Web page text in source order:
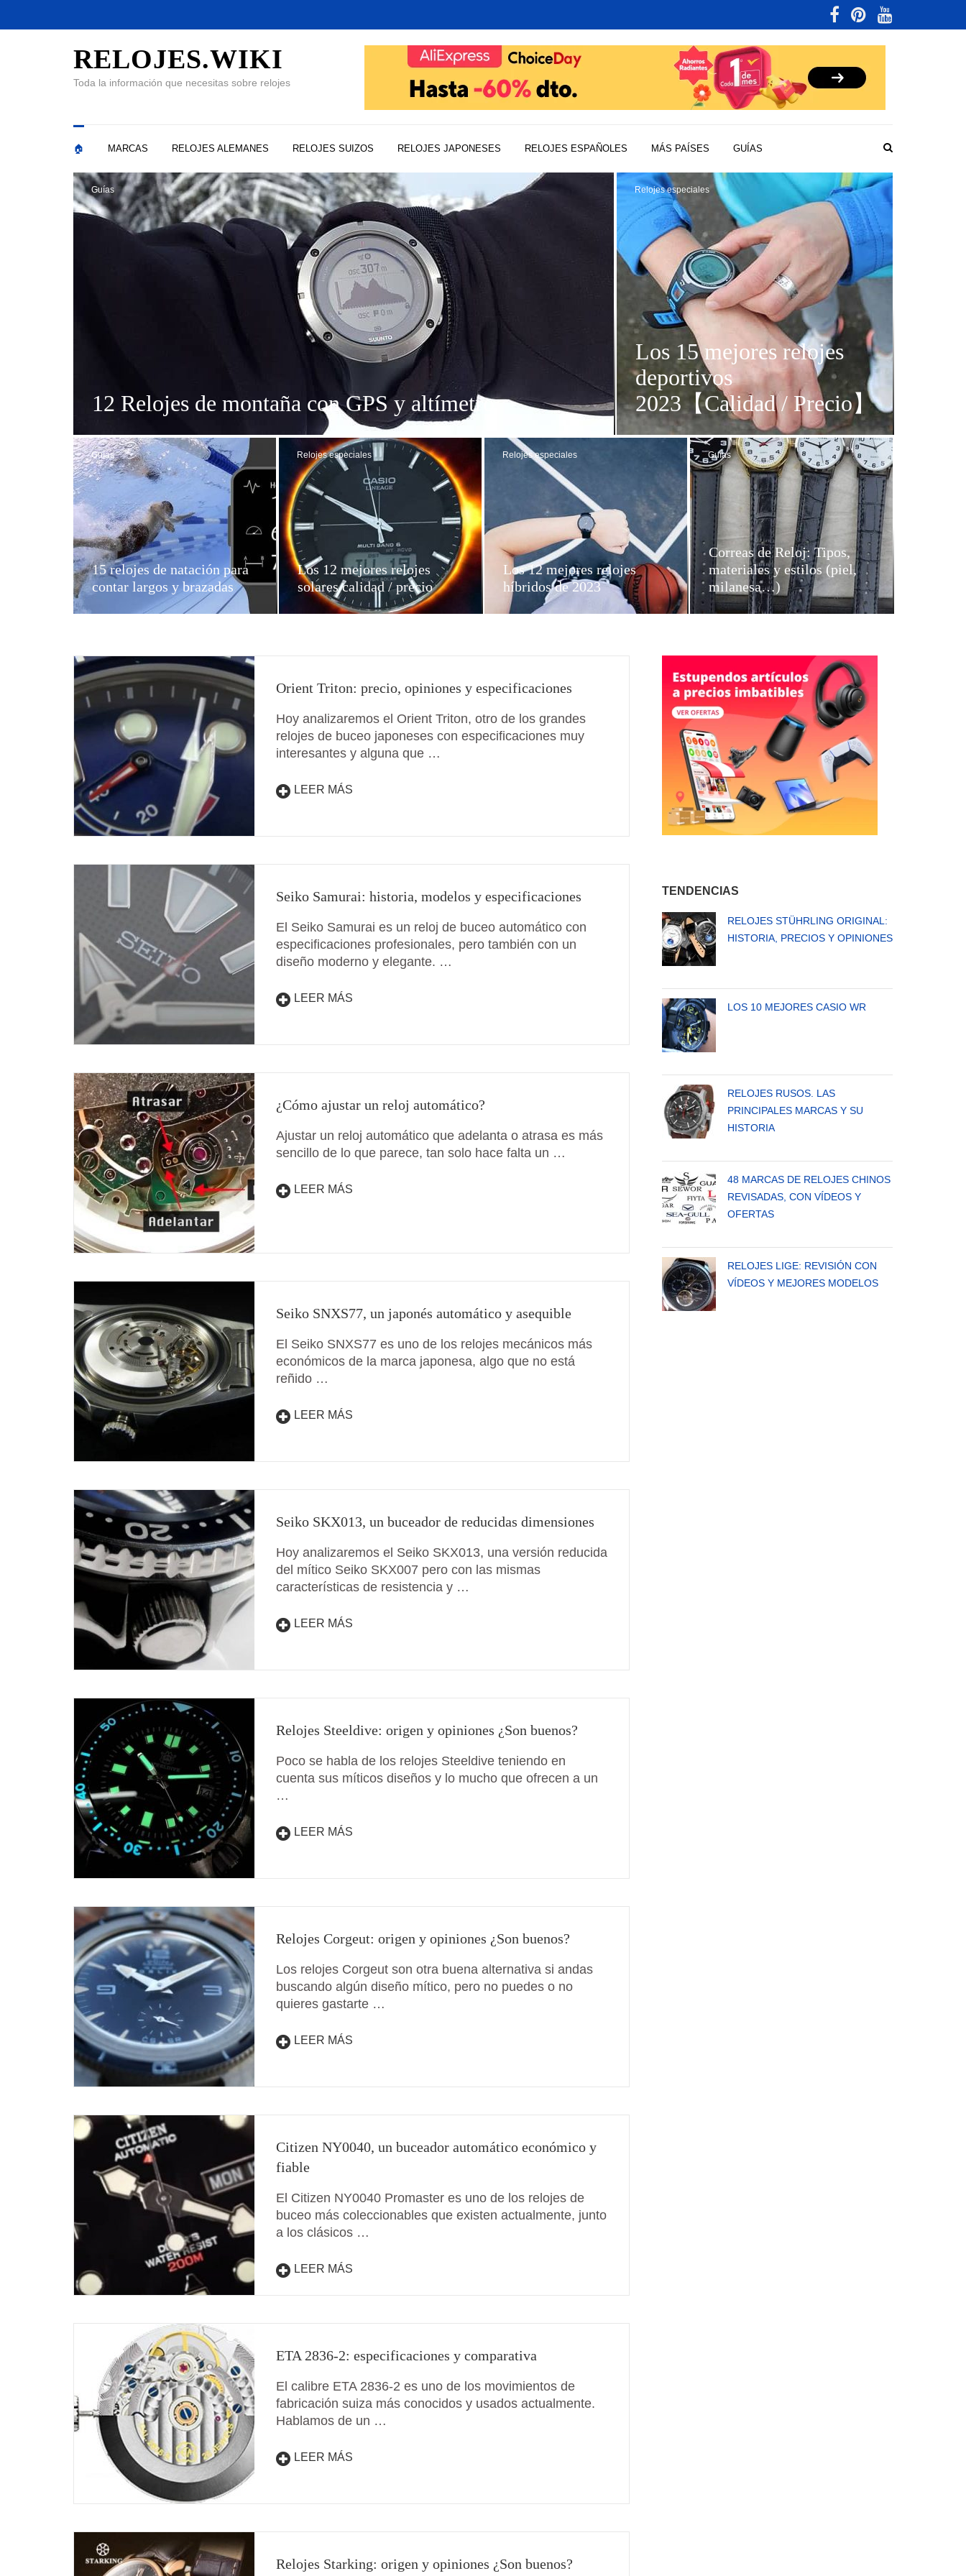
RELOJES.WIKI
Toda la información que necesitas sobre relojes
🏠 MARCAS RELOJES ALEMANES RELOJES SUIZOS RELOJES JAPONESES RELOJES ESPAÑOLES MÁS PAÍSES GUÍAS
Guías
12 Relojes de montaña con GPS y altímetro
Relojes especiales
Los 15 mejores relojes
deportivos
2023【Calidad / Precio】
Guías
15 relojes de natación para
contar largos y brazadas
Relojes especiales
Los 12 mejores relojes
solares calidad / precio
Relojes especiales
Los 12 mejores relojes
híbridos de 2023
Guías
Correas de Reloj: Tipos,
materiales y estilos (piel,
milanesa…)
Orient Triton: precio, opiniones y especificaciones
Hoy analizaremos el Orient Triton, otro de los grandes
relojes de buceo japoneses con especificaciones muy
interesantes y alguna que …
LEER MÁS
Seiko Samurai: historia, modelos y especificaciones
El Seiko Samurai es un reloj de buceo automático con
especificaciones profesionales, pero también con un
diseño moderno y elegante. …
LEER MÁS
¿Cómo ajustar un reloj automático?
Ajustar un reloj automático que adelanta o atrasa es más
sencillo de lo que parece, tan solo hace falta un …
LEER MÁS
Seiko SNXS77, un japonés automático y asequible
El Seiko SNXS77 es uno de los relojes mecánicos más
económicos de la marca japonesa, algo que no está
reñido …
LEER MÁS
Seiko SKX013, un buceador de reducidas dimensiones
Hoy analizaremos el Seiko SKX013, una versión reducida
del mítico Seiko SKX007 pero con las mismas
características de resistencia y …
LEER MÁS
Relojes Steeldive: origen y opiniones ¿Son buenos?
Poco se habla de los relojes Steeldive teniendo en
cuenta sus míticos diseños y lo mucho que ofrecen a un
…
LEER MÁS
Relojes Corgeut: origen y opiniones ¿Son buenos?
Los relojes Corgeut son otra buena alternativa si andas
buscando algún diseño mítico, pero no puedes o no
quieres gastarte …
LEER MÁS
Citizen NY0040, un buceador automático económico y
fiable
El Citizen NY0040 Promaster es uno de los relojes de
buceo más coleccionables que existen actualmente, junto
a los clásicos …
LEER MÁS
ETA 2836-2: especificaciones y comparativa
El calibre ETA 2836-2 es uno de los movimientos de
fabricación suiza más conocidos y usados actualmente.
Hablamos de un …
LEER MÁS
Relojes Starking: origen y opiniones ¿Son buenos?
TENDENCIAS
RELOJES STÜHRLING ORIGINAL:
HISTORIA, PRECIOS Y OPINIONES
LOS 10 MEJORES CASIO WR
RELOJES RUSOS. LAS
PRINCIPALES MARCAS Y SU
HISTORIA
48 MARCAS DE RELOJES CHINOS
REVISADAS, CON VÍDEOS Y
OFERTAS
RELOJES LIGE: REVISIÓN CON
VÍDEOS Y MEJORES MODELOS